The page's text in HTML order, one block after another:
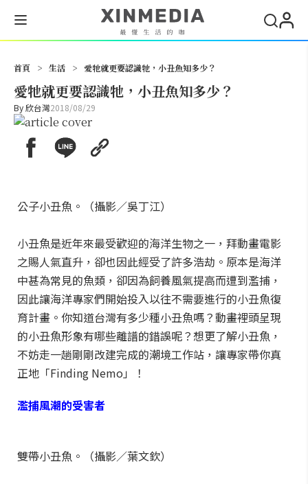
首頁 > 生活 > 愛牠就更要認識牠，小丑魚知多少？
愛牠就更要認識牠，小丑魚知多少？
By欣台灣2018/08/29
公子小丑魚。（攝影／吳丁江）
小丑魚是近年來最受歡迎的海洋生物之一，拜動畫電影
之賜人氣直升，卻也因此經受了許多浩劫。原本是海洋
中甚為常見的魚類，卻因為飼養風氣提高而遭到濫捕，
因此讓海洋專家們開始投入以往不需要進行的小丑魚復
育計畫。你知道台灣有多少種小丑魚嗎？動畫裡頭呈現
的小丑魚形象有哪些離譜的錯誤呢？想更了解小丑魚，
不妨走一趟剛剛改建完成的潮境工作站，讓專家帶你真
正地「Finding Nemo」！
濫捕風潮的受害者
雙帶小丑魚。（攝影／葉文欽）